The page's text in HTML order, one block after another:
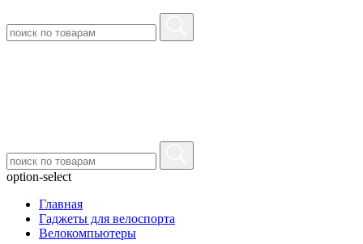
option-select
Главная
Гаджеты для велоспорта
Велокомпьютеры